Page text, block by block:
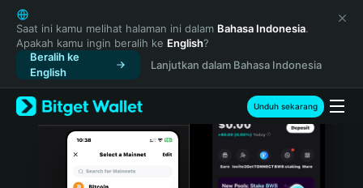
English
日本語
Tiếng Việt
Русский
Español (Latinoamérica)
Türkçe
Italiano
Saat ini kamu melihat halaman ini dalam Bahasa Indonesia.
Apakah kamu ingin beralih ke English?
Beralih ke
English
Lanjutkan dalam Bahasa Indonesia
Unduh sekarang